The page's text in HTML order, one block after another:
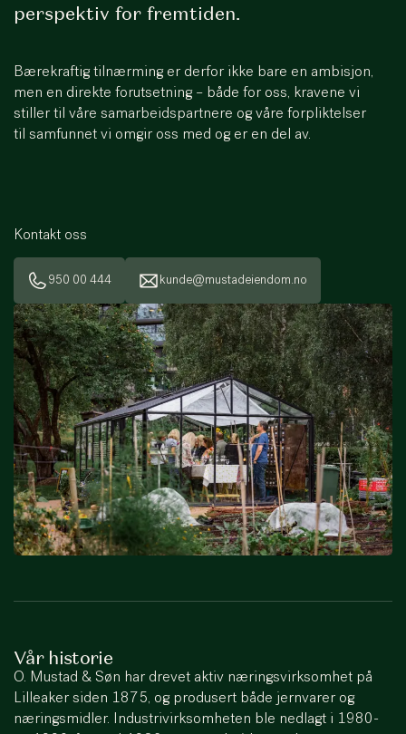
perspektiv for fremtiden.
Bærekraftig tilnærming er derfor ikke bare en ambisjon,
men en direkte forutsetning – både for oss, kravene vi
stiller til våre samarbeidspartnere og våre forpliktelser
til samfunnet vi omgir oss med og er en del av.
Kontakt oss
950 00 444 kunde@mustadeiendom.no
Vår historie
O. Mustad & Søn har drevet aktiv næringsvirksomhet på
Lilleaker siden 1875, og produsert både jernvarer og
næringsmidler. Industrivirksomheten ble nedlagt i 1980-